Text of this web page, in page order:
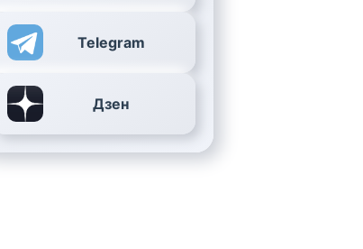
Telegram
Дзен